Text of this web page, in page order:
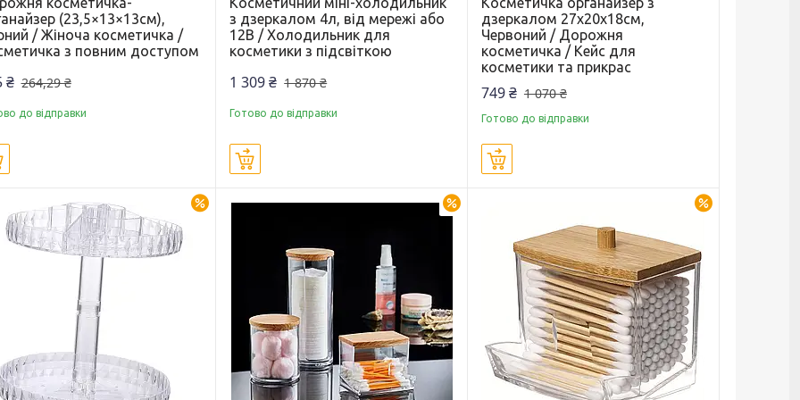
(23,5×13×13см),
/ Жіноча косметичка /
з повним доступом
₴ 264,29 ₴
до відправки
з дзеркалом 4л, від мережі або
12В / Холодильник для
косметики з підсвіткою
1 309 ₴ 1 870 ₴
Готово до відправки
дзеркалом 27х20х18см,
Червоний / Дорожня
косметичка / Кейс для
косметики та прикрас
749 ₴ 1 070 ₴
Готово до відправки
–30%